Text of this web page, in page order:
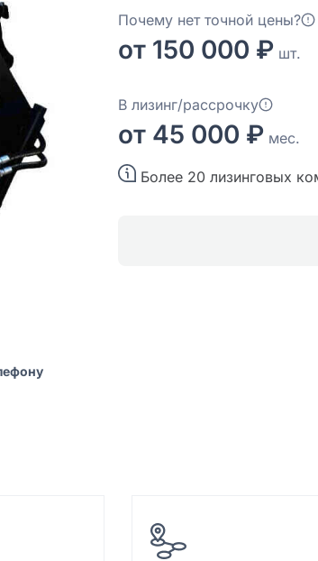
Почему нет точной цены?
от 150 000 ₽ шт.
В лизинг/рассрочку
от 45 000 ₽ мес.
Более 20 лизинговых